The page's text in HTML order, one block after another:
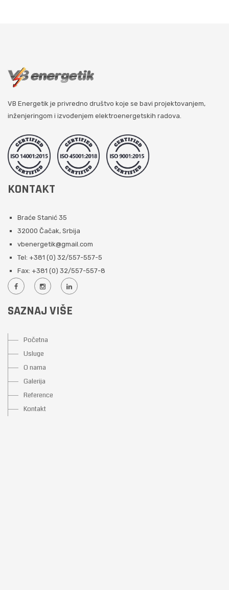
VB Energetik je privredno društvo koje se bavi projektovanjem,
inženjeringom i izvođenjem elektroenergetskih radova.
KONTAKT
Braće Stanić 35
32000 Čačak, Srbija
vbenergetik@gmail.com
Tel: +381 (0) 32/557-557-5
Fax: +381 (0) 32/557-557-8
SAZNAJ VIŠE
Početna
Usluge
O nama
Galerija
Reference
Kontakt